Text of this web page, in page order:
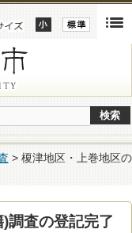
> 榎津地区・上巻地区の
調査の登記完了